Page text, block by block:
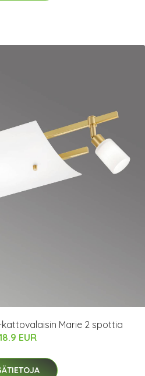
kattovalaisin Marie 2 spottia
EUR